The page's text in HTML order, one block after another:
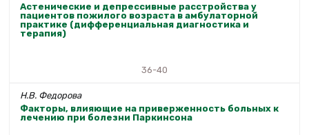
Астенические и депрессивные расстройства у
пациентов пожилого возраста в амбулаторной
практике (дифференциальная диагностика и
терапия)
36-40
Н.В. Федорова
Факторы, влияющие на приверженность больных к
лечению при болезни Паркинсона